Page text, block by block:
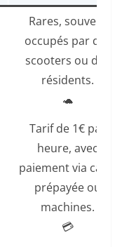
Rares, souvent
occupés par des
scooters ou des
résidents.
🐢
Tarif de 1€ par
heure, avec
paiement via carte
prépayée ou
machines.
💳